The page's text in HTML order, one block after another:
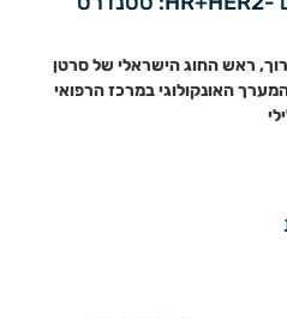
ראש החוג הישראלי של סרטן
האונקולוגי במרכז הרפואי